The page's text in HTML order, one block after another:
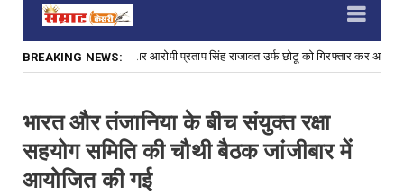
BREAKING NEWS:
के 3,000 रु. के इनामी फरार आरोपी प्रताप सिंह राजावत उर्फ छोटू को गिरफ्तार कर अपराध
भारत और तंजानिया के बीच संयुक्त रक्षा
सहयोग समिति की चौथी बैठक जांजीबार में
आयोजित की गई